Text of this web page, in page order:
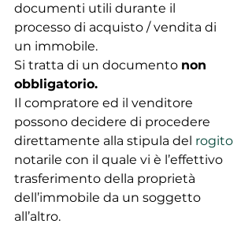
documenti utili durante il
processo di acquisto / vendita di
un immobile.
Si tratta di un documento non
obbligatorio.
Il compratore ed il venditore
possono decidere di procedere
direttamente alla stipula del rogito
notarile con il quale vi è l’effettivo
trasferimento della proprietà
dell’immobile da un soggetto
all’altro.